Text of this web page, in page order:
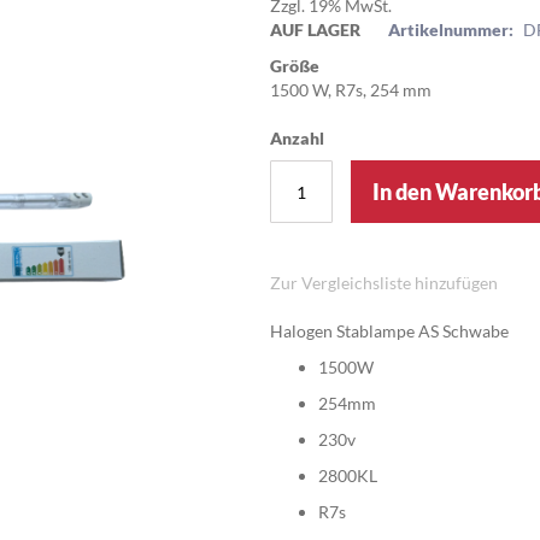
Zzgl. 19% MwSt.
AUF LAGER
Artikelnummer:
Größe
1500 W, R7s, 254 mm
Anzahl
In den
Zur Vergleichsliste hinzufügen
Halogen Stablampe AS Schwabe
1500W
254mm
230v
2800KL
R7s